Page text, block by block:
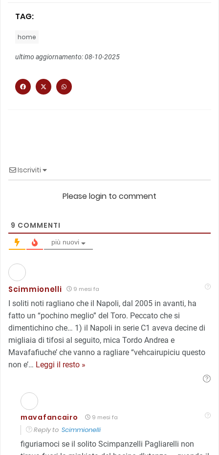
TAG:
home
ultimo aggiornamento: 08-10-2025
Iscriviti
Please login to comment
9 COMMENTI
più nuovi
Scimmionelli 9 mesi fa
I soliti noti ragliano che il Napoli, dal 2005 in avanti, ha
fatto un “pochino meglio” del Toro. Peccato che si
dimentichino che… 1) il Napoli in serie C1 aveva decine di
migliaia di tifosi al seguito, mica Tordo Andrea e
Mavafafiuche’ che vanno a ragliare “vehcairupiciu questo
non e’… Leggi il resto »
mavafancairo 9 mesi fa
Reply to Scimmionelli
figuriamoci se il solito Scimpanzelli Pagliarelli non